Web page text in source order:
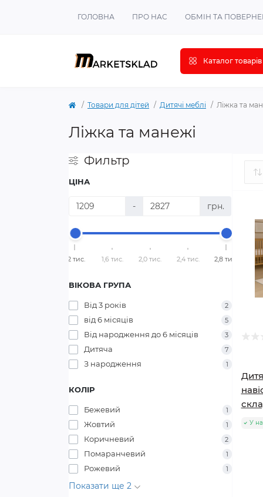
ГОЛОВНА ПРО НАС ОБМІН ТА
Каталог товарів
Товари для дітей Дитячі меблі Ліжка та
Ліжка та манежі
Фильтр
ЦІНА
- грн.
1,2 тис. 1,6 тис. 2,0 тис. 2,4 тис. 2,8 тис.
ВІКОВА ГРУПА
Від 3 років 2
від 6 місяців 5
Від народження до 6 місяців 3
Дитяча 7
З народження 1
КОЛІР
Бежевий 1
Жовтий 1
Коричневий 2
Помаранчевий 1
Рожевий 1
Показати ще 2
У